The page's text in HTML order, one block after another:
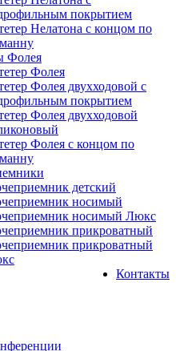
покрытием
Нелатона с концом по
Фолея
Фолея
Фолея двухходовой с
покрытием
Фолея двухходовой
Фолея с концом по
детский
носимый
носимый Люкс
прикроватный
прикроватный
Контакты